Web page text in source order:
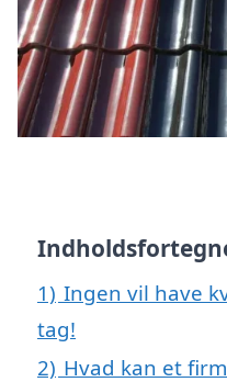
1) Ingen vil have
tag!
2) Hvad kan et